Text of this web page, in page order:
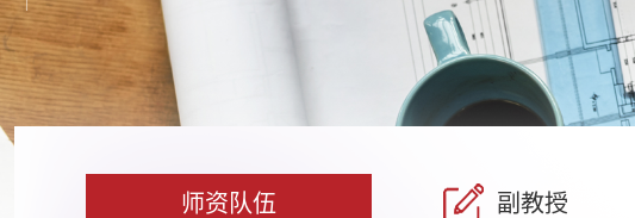
师资队伍 副教授